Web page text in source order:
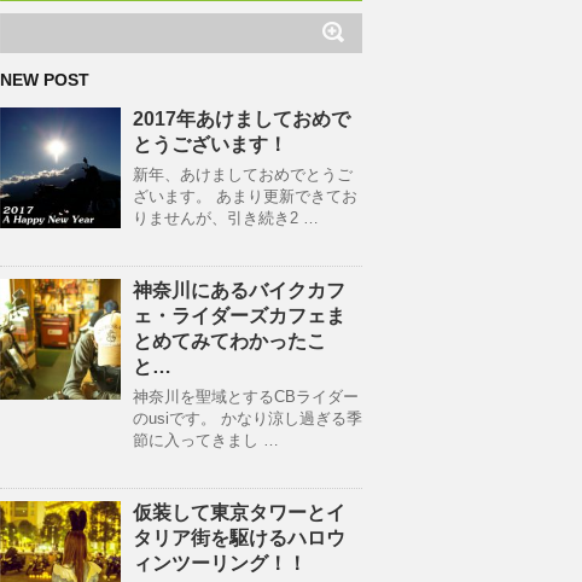
NEW POST
2017年あけましておめで
とうございます！
新年、あけましておめでとうご
ざいます。 あまり更新できてお
りませんが、引き続き2 …
神奈川にあるバイクカフ
ェ・ライダーズカフェま
とめてみてわかったこ
と…
神奈川を聖域とするCBライダー
のusiです。 かなり涼し過ぎる季
節に入ってきまし …
仮装して東京タワーとイ
タリア街を駆けるハロウ
ィンツーリング！！